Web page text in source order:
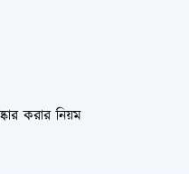
করার নিয়ম